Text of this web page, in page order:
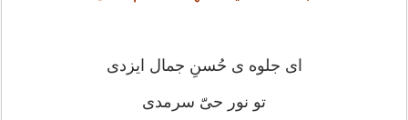
ای جلوه ی حُسنِ جمال ایزدی
تو نور حیّ سرمدی